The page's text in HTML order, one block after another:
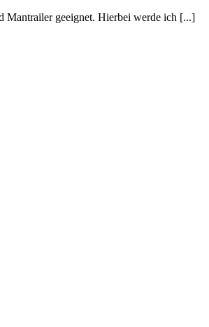
geeignet. Hierbei werde ich [...]